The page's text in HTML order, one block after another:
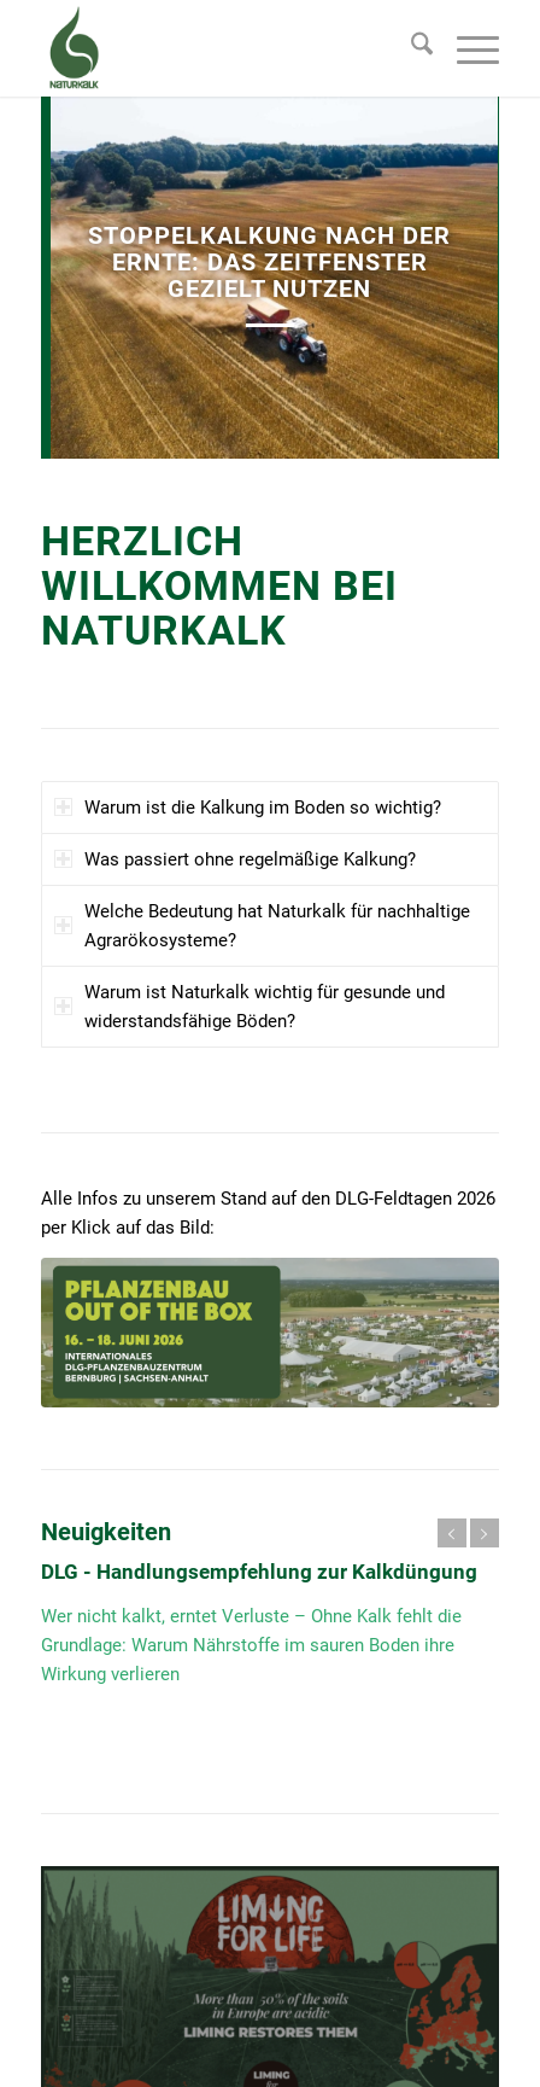
STOPPELKALKUNG NACH DER
ERNTE: DAS ZEITFENSTER
GEZIELT NUTZEN
HERZLICH
WILLKOMMEN BEI
NATURKALK
Warum ist die Kalkung im Boden so wichtig?
Was passiert ohne regelmäßige Kalkung?
Welche Bedeutung hat Naturkalk für nachhaltige
Agrarökosysteme?
Warum ist Naturkalk wichtig für gesunde und
widerstandsfähige Böden?
Alle Infos zu unserem Stand auf den DLG-Feldtagen 2026
per Klick auf das Bild:
Neuigkeiten
DLG - Handlungsempfehlung zur Kalkdüngung
Wer nicht kalkt, erntet Verluste – Ohne Kalk fehlt die
Grundlage: Warum Nährstoffe im sauren Boden ihre
Wirkung verlieren